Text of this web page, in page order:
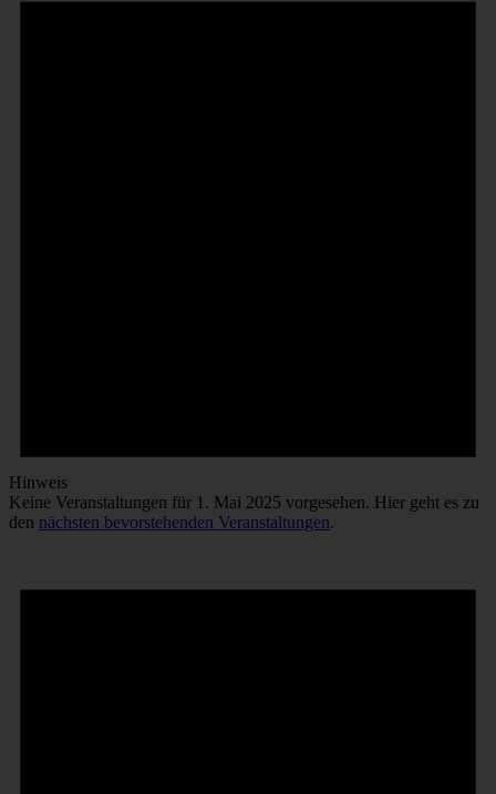
Hinweis
Keine Veranstaltungen für 1. Mai 2025 vorgesehen. Hier geht es zu
den nächsten bevorstehenden Veranstaltungen.